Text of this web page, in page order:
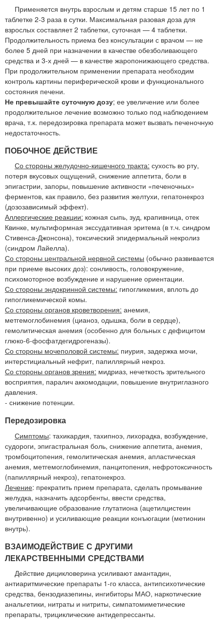
Применяется внутрь взрослым и детям старше 15 лет по 1
таблетке 2-3 раза в сутки. Максимальная разовая доза для
взрослых составляет 2 таблетки, суточная — 4 таблетки.
Продолжительность приема без консультации с врачом — не
более 5 дней при назначении в качестве обезболивающего
средства и 3-х дней — в качестве жаропонижающего средства.
При продолжительном применении препарата необходим
контроль картины периферической крови и функционального
состояния печени.
Не превышайте суточную дозу; ее увеличение или более
продолжительное лечение возможно только под наблюдением
врача, т.к. передозировка препарата может вызвать печеночную
недостаточность.
ПОБОЧНОЕ ДЕЙСТВИЕ
Со стороны желудочно-кишечного тракта: сухость во рту,
потеря вкусовых ощущений, снижение аппетита, боли в
эпигастрии, запоры, повышение активности «печеночных»
ферментов, как правило, без развития желтухи, гепатонекроз
(дозозависимый эффект).
Аллергические реакции: кожная сыпь, зуд, крапивница, отек
Квинке, мультиформная экссудативная эритема (в т.ч. синдром
Стивенса-Джонсона), токсический эпидермальный некролиз
(синдром Лайелла).
Со стороны центральной нервной системы (обычно развивается
при приеме высоких доз): сонливость, головокружение,
психомоторное возбуждение и нарушение ориентации.
Со стороны эндокринной системы: гипогликемия, вплоть до
гипогликемической комы.
Со стороны органов кроветворения: анемия,
метгемоглобинемия (цианоз, одышка, боли в сердце),
гемолитическая анемия (особенно для больных с дефицитом
глюко-6-фосфатдегидрогеназы).
Со стороны мочеполовой системы: пиурия, задержка мочи,
интерстициальный нефрит, папиллярный некроз.
Со стороны органов зрения: мидриаз, нечеткость зрительного
восприятия, паралич аккомодации, повышение внутриглазного
давления.
- снижение потенции.
Передозировка
Симптомы: тахикардия, тахипноэ, лихорадка, возбуждение,
судороги, эпигастральная боль, снижение аппетита, анемия,
тромбоцитопения, гемолитическая анемия, апластическая
анемия, метгемоглобинемия, панцитопения, нефротоксичность
(папиллярный некроз), гепатонекроз.
Лечение: прекратить прием препарата, сделать промывание
желудка, назначить адсорбенты, ввести средства,
увеличивающие образование глутатиона (ацетилцистеин
внутривенно) и усиливающие реакции конъюгации (метионин
внутрь).
ВЗАИМОДЕЙСТВИЕ С ДРУГИМИ
ЛЕКАРСТВЕННЫМИ СРЕДСТВАМИ
Действие дицикловерина усиливают амантадин,
антиаритмические препараты 1-го класса, антипсихотические
средства, бензодиазепины, ингибиторы МАО, наркотические
анальгетики, нитраты и нитриты, симпатомиметические
препараты, трициклические антидепрессанты.